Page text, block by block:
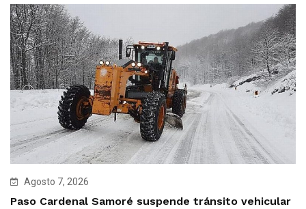
Agosto 7, 2026
Paso Cardenal Samoré suspende tránsito vehicular